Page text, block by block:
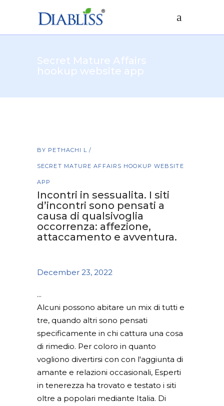
Secret Mature Affairs
hookup website app
BY PETHACHI L
SECRET MATURE AFFAIRS HOOKUP WEBSITE
APP
Incontri in sessualita. I siti
d’incontri sono pensati a
causa di qualsivoglia
occorrenza: affezione,
attaccamento e avventura.
December 23, 2022
Alcuni possono abitare un mix di tutti e
tre, quando altri sono pensati
specificamente in chi cattura una cosa
di rimedio. Per coloro in quanto
vogliono divertirsi con con l'aggiunta di
amante e relazioni occasionali, Esperti
in tenerezza ha trovato e testato i siti
oltre a popolari mediante Italia. Di